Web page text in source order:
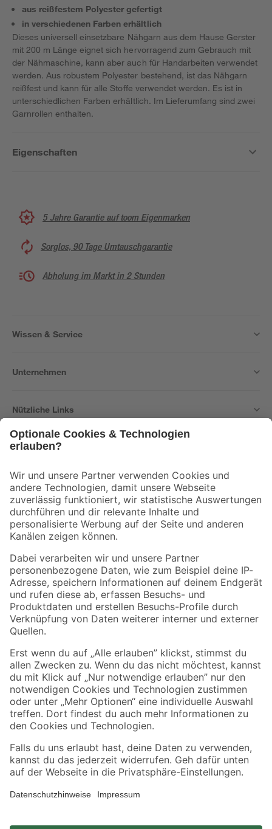
aus reißfestem Polyester gefertigt
in verschiedenen Farben erhältlich
Dieses universell einsetzbare Nähgarn aus dem Hause Gerster
mit 200 m Länge eignet sich hervorragend zum Gebrauch mit
der Nähmaschine, kann aber auch für Handarbeiten verwendet
werden. Aus robustem Polyester bestehend, ist das Nähgarn
reißfest und kann für alle Stoffe verwendet werden. Es ist in
unterschiedlichen Farben erhältlich. Im Lieferumfang sind zwei
Garnrollen enthalten.
Eigenschaften
5 Jahre Garantie auf toom Eigenmarken
Sorglos, 90 Tage Umtauschgarantie
Abholung im Markt in 2 Stunden
Wissen & Service
Unternehmen
Nützliche Links
Der toom Newsletter: Keine Angebote und Aktionen mehr verpassen!
Zur Newsletter Anmeldung
Folge uns
Zahlungsarten Versandarten
Sicher einkaufen
Jetzt die toom-App herunterladen
Alle Preisangaben in EUR inkl. gesetzl. MwSt.. Die dargestellten Angebote sind unter
Umständen nicht in allen Märkten verfügbar. Die angegebenen Verfügbarkeiten beziehen
Produkte nur solange der Vorrat reicht.
*Paketversand ab 59 € versandkostenfrei, gilt nicht für Artikel mit Speditionsversand, hier